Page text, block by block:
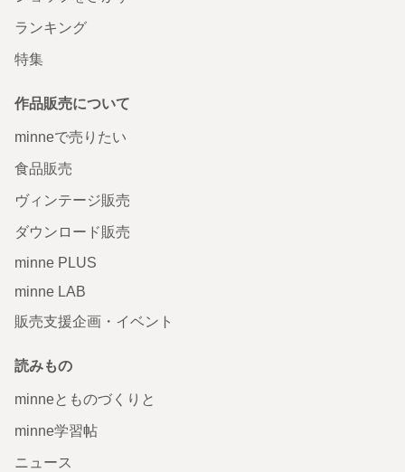
ランキング
特集
作品販売について
minneで売りたい
食品販売
ヴィンテージ販売
ダウンロード販売
minne PLUS
minne LAB
販売支援企画・イベント
読みもの
minneとものづくりと
minne学習帖
ニュース